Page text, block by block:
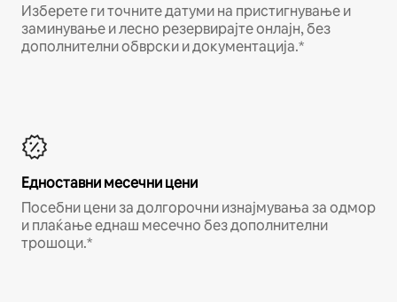
Изберете ги точните датуми на пристигнување и
заминување и лесно резервирајте онлајн, без
дополнителни обврски и документација.*
Едноставни месечни цени
Посебни цени за долгорочни изнајмувања за одмор
и плаќање еднаш месечно без дополнителни
трошоци.*